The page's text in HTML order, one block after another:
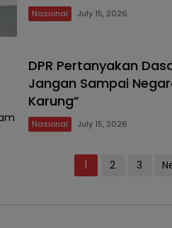
Nasional July 15, 2026
DPR Pertanyakan
Jangan Sampai
Karung”
Nasional July 15, 2026
1 2 3